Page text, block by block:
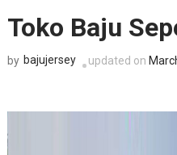
Toko Baju
by bajujersey updated on